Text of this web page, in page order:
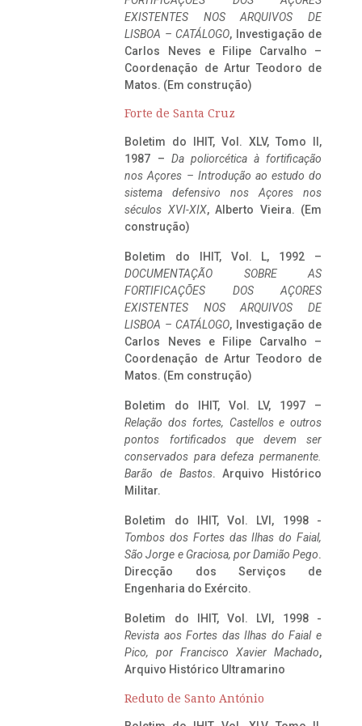
EXISTENTES NOS ARQUIVOS DE
LISBOA – CATÁLOGO, Investigação de
Carlos Neves e Filipe Carvalho –
Coordenação de Artur Teodoro de
Matos. (Em construção)
Forte de Santa Cruz
Boletim do IHIT, Vol. XLV, Tomo II,
1987 – Da poliorcética à fortificação
nos Açores – Introdução ao estudo do
sistema defensivo nos Açores nos
séculos XVI-XIX, Alberto Vieira. (Em
construção)
Boletim do IHIT, Vol. L, 1992 –
DOCUMENTAÇÃO SOBRE AS
FORTIFICAÇÕES DOS AÇORES
EXISTENTES NOS ARQUIVOS DE
LISBOA – CATÁLOGO, Investigação de
Carlos Neves e Filipe Carvalho –
Coordenação de Artur Teodoro de
Matos. (Em construção)
Boletim do IHIT, Vol. LV, 1997 –
Relação dos fortes, Castellos e outros
pontos fortificados que devem ser
conservados para defeza permanente.
Barão de Bastos. Arquivo Histórico
Militar.
Boletim do IHIT, Vol. LVI, 1998 -
Tombos dos Fortes das Ilhas do Faial,
São Jorge e Graciosa, por Damião Pego.
Direcção dos Serviços de
Engenharia do Exército.
Boletim do IHIT, Vol. LVI, 1998 -
Revista aos Fortes das Ilhas do Faial e
Pico, por Francisco Xavier Machado,
Arquivo Histórico Ultramarino
Reduto de Santo António